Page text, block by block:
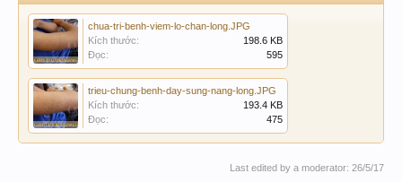
chua-tri-benh-viem-lo-chan-long.JPG
Kích thước:
198.6 KB
Đọc:
595
trieu-chung-benh-day-sung-nang-long.JPG
Kích thước:
193.4 KB
Đọc:
475
Last edited by a moderator: 26/5/17